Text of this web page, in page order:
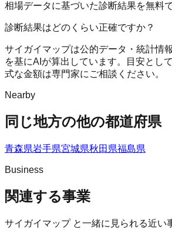
相場データに基づいた診断結果を無料
診断結果はどのくらい正確ですか？
サイガイマップは公的データ・統計情
を基にAIが算出しています。目安とし
式な金額は専門家にご相談ください。
Nearby
同じ地方の他の都道府県
青森県岩手県宮城県秋田県福島県
Business
関連する事業
サイガイマップと一緒に見られる近い